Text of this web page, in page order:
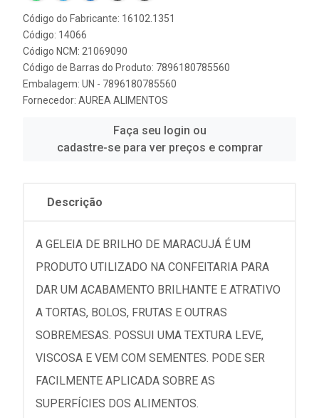
Código do Fabricante: 16102.1351
Código: 14066
Código NCM: 21069090
Código de Barras do Produto: 7896180785560
Embalagem: UN - 7896180785560
Fornecedor: AUREA ALIMENTOS
Faça seu login ou
cadastre-se para ver preços e comprar
Descrição
A GELEIA DE BRILHO DE MARACUJÁ É UM
PRODUTO UTILIZADO NA CONFEITARIA PARA
DAR UM ACABAMENTO BRILHANTE E ATRATIVO
A TORTAS, BOLOS, FRUTAS E OUTRAS
SOBREMESAS. POSSUI UMA TEXTURA LEVE,
VISCOSA E VEM COM SEMENTES. PODE SER
FACILMENTE APLICADA SOBRE AS
SUPERFÍCIES DOS ALIMENTOS.